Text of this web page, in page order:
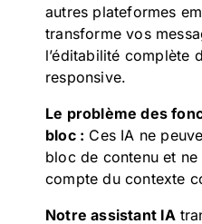
autres plateformes
transforme vos
l’éditabilité complète
responsive.
Le problème des
bloc : Ces IA ne
bloc de contenu et
compte du contexte
Notre assistant IA